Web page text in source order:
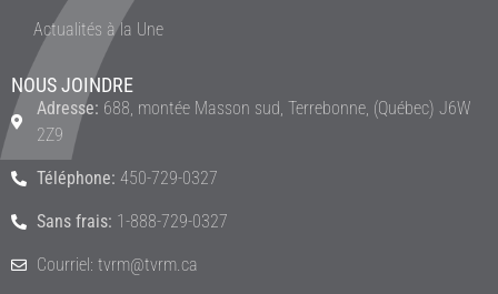
Actualités à la Une
NOUS JOINDRE
Adresse: 688, montée Masson sud, Terrebonne, (Québec) J6W
2Z9
Téléphone: 450-729-0327
Sans frais: 1-888-729-0327
Courriel: tvrm@tvrm.ca